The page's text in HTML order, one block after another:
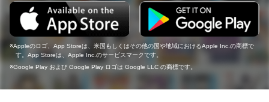
Appleのロゴ、App Storeは、米国もしくはその他の国や地域におけるApple Inc.の商標で
す。App Storeは、Apple Inc.のサービスマークです。
Google Play および Google Play ロゴは Google LLC の商標です。